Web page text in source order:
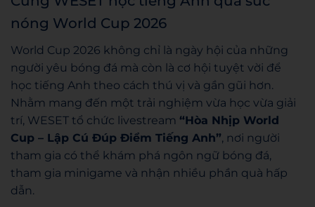
nóng World Cup 2026
World Cup 2026 không chỉ là ngày hội của những
người yêu bóng đá mà còn là cơ hội tuyệt vời để
học tiếng Anh theo cách thú vị và gần gũi hơn.
Nhằm mang đến một trải nghiệm vừa học vừa giải
trí, WESET tổ chức livestream “Hòa Nhịp World
Cup – Lập Cú Đúp Điểm Tiếng Anh”, nơi người
tham gia có thể khám phá ngôn ngữ bóng đá,
tham gia minigame và nhận nhiều phần quà hấp
dẫn.